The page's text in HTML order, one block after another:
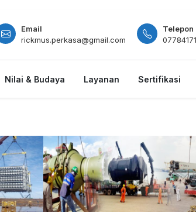
Email
rickmus.perkasa@gmail.com
Telepon
Nilai & Budaya Layanan Sertifikasi